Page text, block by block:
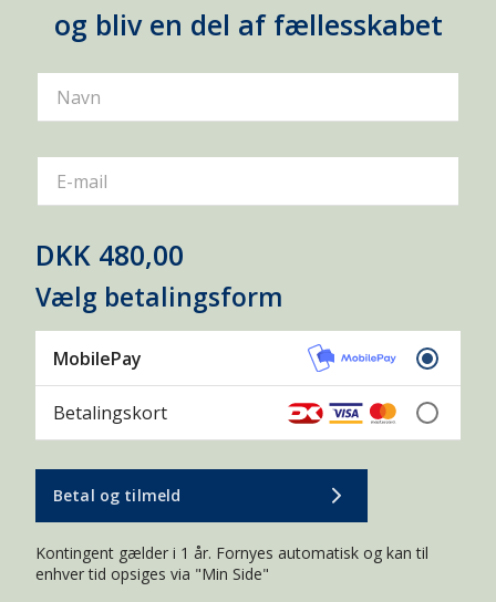
LYSTFISKERIETS DAG MEDLEMSFORDELE
MESSE NATUROPLEVELSER PREMIERE
PRESSEMEDDELELSER REJSE
SMOLTVAGT TURISME
VAND OG NATUR
ADGANGSFORHOLD
BÆVER DAGKORT
ELFISKERI
FISKEBIOLOGI
FISKEPASSAGE FISKEPLEJE
FISKERIKONTROL FISKESYGDOMME
FORURENING FREDNINGSTIDER
og bliv en del af fællesskabet
Navn
E-mail
DKK 480,00
Vælg betalingsform
MobilePay
Betalingskort
Betal og tilmeld
Kontingent gælder i 1 år. Fornyes automatisk og kan til
enhver tid opsiges via "Min Side"